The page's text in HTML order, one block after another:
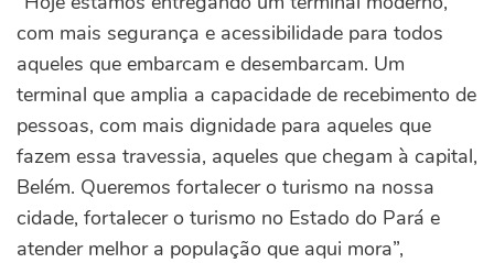
com mais segurança e acessibilidade para todos
aqueles que embarcam e desembarcam. Um
terminal que amplia a capacidade de recebimento de
pessoas, com mais dignidade para aqueles que
fazem essa travessia, aqueles que chegam à capital,
Belém. Queremos fortalecer o turismo na nossa
cidade, fortalecer o turismo no Estado do Pará e
atender melhor a população que aqui mora”,